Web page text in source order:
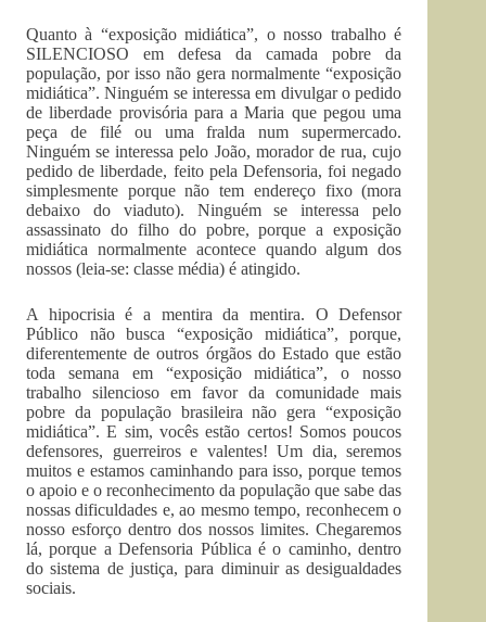
Quanto à “exposição midiática”, o nosso trabalho é
SILENCIOSO em defesa da camada pobre da
população, por isso não gera normalmente “exposição
midiática”. Ninguém se interessa em divulgar o pedido
de liberdade provisória para a Maria que pegou uma
peça de filé ou uma fralda num supermercado.
Ninguém se interessa pelo João, morador de rua, cujo
pedido de liberdade, feito pela Defensoria, foi negado
simplesmente porque não tem endereço fixo (mora
debaixo do viaduto). Ninguém se interessa pelo
assassinato do filho do pobre, porque a exposição
midiática normalmente acontece quando algum dos
nossos (leia-se: classe média) é atingido.
A hipocrisia é a mentira da mentira. O Defensor
Público não busca “exposição midiática”, porque,
diferentemente de outros órgãos do Estado que estão
toda semana em “exposição midiática”, o nosso
trabalho silencioso em favor da comunidade mais
pobre da população brasileira não gera “exposição
midiática”.E sim, vocês estão certos! Somos poucos
defensores, guerreiros e valentes! Um dia, seremos
muitos e estamos caminhando para isso, porque temos
o apoio e o reconhecimento da população que sabe das
nossas dificuldades e, ao mesmo tempo, reconhecem o
nosso esforço dentro dos nossos limites. Chegaremos
lá, porque a Defensoria Pública é o caminho, dentro
do sistema de justiça, para diminuir as desigualdades
sociais.